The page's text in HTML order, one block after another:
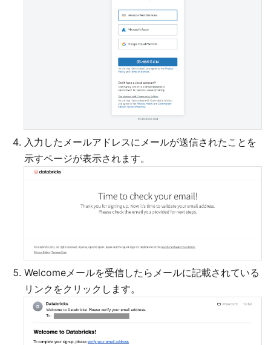
入力したメールアドレスにメールが送信されたことを
示すページが表示されます。
Welcomeメールを受信したらメールに記載されている
リンクをクリックします。